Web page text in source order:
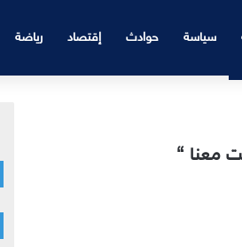
سياسة حوادث إقتصاد رياضة
معنا “